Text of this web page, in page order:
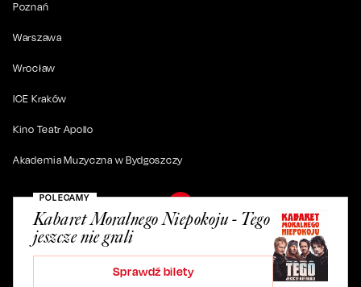
POLECAMY
Kabaret Moralnego Niepokoju - Tego
jeszcze nie grali
Sprawdź bilety
Poznań
Warszawa
Wrocław
ICE Kraków
Kino Teatr Apollo
Akademia Muzyczna w Bydgoszczy
2026 . Wszystkie prawa zastrzeżone.
ul. Artura Grottgera 4/2, 85-227 Bydgoszcz